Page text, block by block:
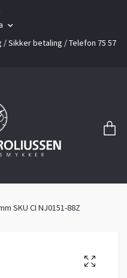
Sikker betaling / Telefon 75 57
SKU CI NJ0151-88Z